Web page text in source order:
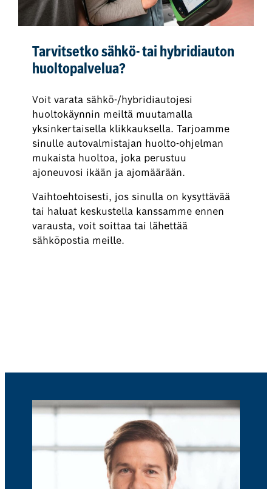
Tarvitsetko sähkö- tai hybridiauton
huoltopalvelua?
Voit varata sähkö-/hybridiautojesi
huoltokäynnin meiltä muutamalla
yksinkertaisella klikkauksella. Tarjoamme
sinulle autovalmistajan huolto-ohjelman
mukaista huoltoa, joka perustuu
ajoneuvosi ikään ja ajomäärään.
Vaihtoehtoisesti, jos sinulla on kysyttävää
tai haluat keskustella kanssamme ennen
varausta, voit soittaa tai lähettää
sähköpostia meille.